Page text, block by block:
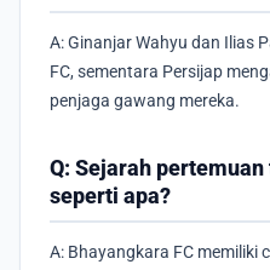
A: Ginanjar Wahyu dan Ilias
FC, sementara Persijap
penjaga gawang mereka.
Q: Sejarah
seperti apa?
A: Bhayangkara FC memiliki